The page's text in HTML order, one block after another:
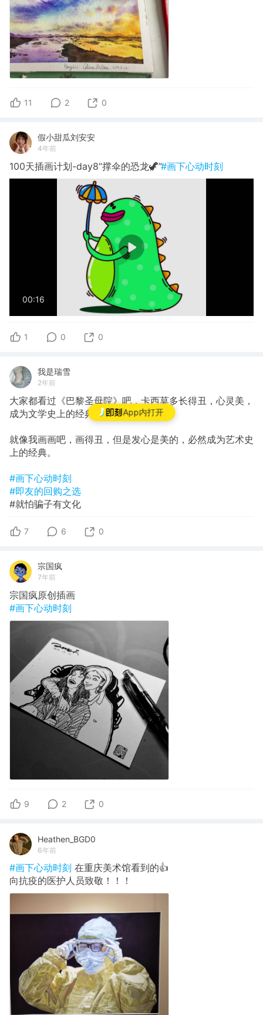
App内打开
11 2 0
假小甜瓜刘安安
4年前
100天插画计划-day8“撑伞的恐龙🦖”#画下心动时刻
00:16
1 0 0
我是瑞雪
2年前
大家都看过《巴黎圣母院》吧，卡西莫多长得丑，心灵美，
成为文学史上的经典形象。
就像我画画吧，画得丑，但是发心是美的，必然成为艺术史
上的经典。
#画下心动时刻
#即友的回购之选
#就怕骗子有文化
7 6 0
宗国疯
7年前
宗国疯原创插画
#画下心动时刻
9 2 0
Heathen_BGD0
6年前
#画下心动时刻 在重庆美术馆看到的👍
向抗疫的医护人员致敬！！！